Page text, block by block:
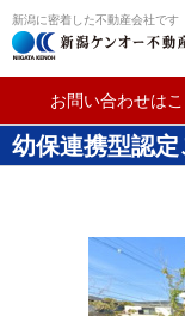
新潟に密着した不動産会社です
お問い合わせは
幼保連携型認